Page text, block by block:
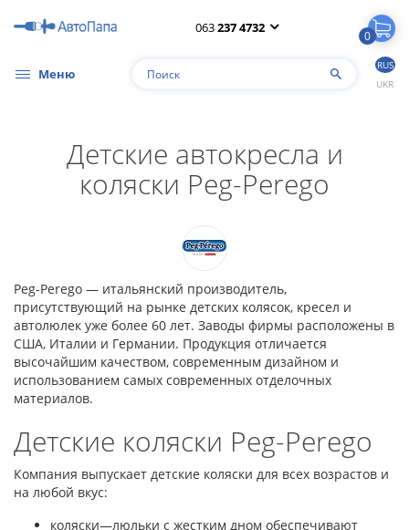
063237 4732
0
Меню
RUS
UKR
Детские автокресла и
коляски Peg-Perego
Peg-Perego — итальянский производитель,
присутствующий на рынке детских колясок, кресел и
автолюлек уже более 60 лет. Заводы фирмы расположены в
США, Италии и Германии. Продукция отличается
высочайшим качеством, современным дизайном и
использованием самых современных отделочных
материалов.
Детские коляски Peg-Perego
Компания выпускает детские коляски для всех возрастов и
на любой вкус:
коляски—люльки с жестким дном обеспечивают